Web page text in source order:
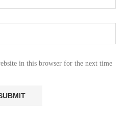
in this browser for the next time